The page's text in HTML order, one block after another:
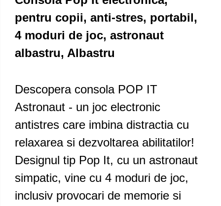
pentru copii, anti-stres, portabil,
4 moduri de joc, astronaut
albastru, Albastru
Descopera consola POP IT
Astronaut - un joc electronic
antistres care imbina distractia cu
relaxarea si dezvoltarea abilitatilor!
Designul tip Pop It, cu un astronaut
simpatic, vine cu 4 moduri de joc,
inclusiv provocari de memorie si